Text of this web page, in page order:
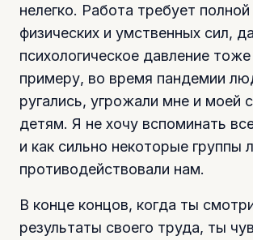
нелегко. Работа требует
физических и умственных сил,
психологическое давление
примеру, во время пандемии
ругались, угрожали мне и моей
детям. Я не хочу вспоминать
и как сильно некоторые группы
противодействовали нам.
В конце концов, когда ты
результаты своего труда, ты